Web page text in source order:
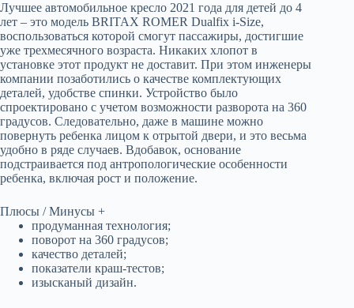
Лучшее автомобильное кресло 2021 года для детей до 4
лет – это модель BRITAX ROMER Dualfix i-Size,
воспользоваться которой смогут пассажиры, достигшие
уже трехмесячного возраста. Никаких хлопот в
установке этот продукт не доставит. При этом инженеры
компании позаботились о качестве комплектующих
деталей, удобстве спинки. Устройство было
спроектировано с учетом возможности разворота на 360
градусов. Следовательно, даже в машине можно
повернуть ребенка лицом к отрытой двери, и это весьма
удобно в ряде случаев. Вдобавок, основание
подстраивается под антропологические особенности
ребенка, включая рост и положение.
Плюсы / Минусы +
продуманная технология;
поворот на 360 градусов;
качество деталей;
показатели краш-тестов;
изысканый дизайн.